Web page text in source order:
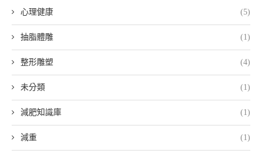
心理健康 (5)
抽脂體雕 (1)
整形雕塑 (4)
未分類 (1)
減肥知識庫 (1)
減重 (1)